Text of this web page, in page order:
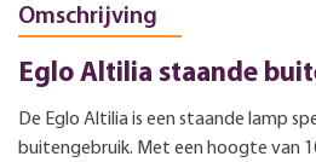
Omschrijving
Eglo Altilia staande
De Eglo Altilia is een staande lamp
buitengebruik. Met een hoogte van